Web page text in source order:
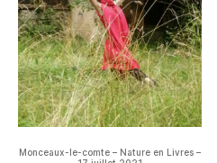
Monceaux-le-comte – Nature en Livres –